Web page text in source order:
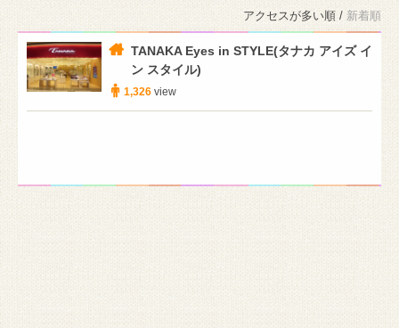
アクセスが多い順 / 新着順
TANAKA Eyes in STYLE(タナカ アイズ イ
ン スタイル)
1,326 view